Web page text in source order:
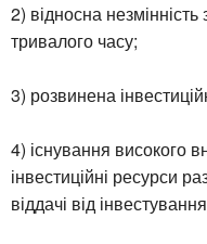
2) відносна
тривалого часу;
3) розвинена
4) існування високого
інвестиційні ресурси
віддачі від